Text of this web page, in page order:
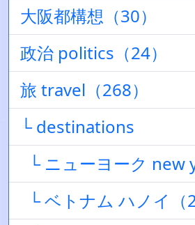
大阪都構想（30）
政治 politics（24）
旅 travel（268）
└ destinations
└ ニューヨーク new
└ ベトナム ハノイ（